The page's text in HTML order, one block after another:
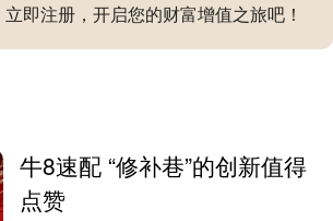
即注册，开启您的财富增值之旅吧！
牛8速配 “修补巷”的创新值得
点赞